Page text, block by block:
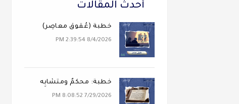
أحدث المقالات
خطبة (عُقوقٌ معاصِر)
8/4/2026 2:39:54 PM
خطبة: محكَمٌ ومتشابِه
7/29/2026 8:08:52 PM